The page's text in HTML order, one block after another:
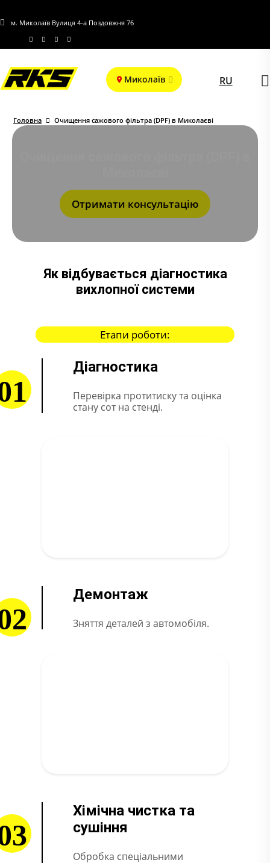
м. Миколаїв Вулиця 4-а Поздовжня 76
Миколаїв RU
Головна Очищення сажового фільтра (DPF) в Миколаєві
Отримати консультацію
Як відбувається діагностика
вихлопної системи
Етапи роботи:
Діагностика
Перевірка протитиску та оцінка
стану сот на стенді.
Демонтаж
Зняття деталей з автомобіля.
Хімічна чистка та
сушіння
Обробка спеціальними